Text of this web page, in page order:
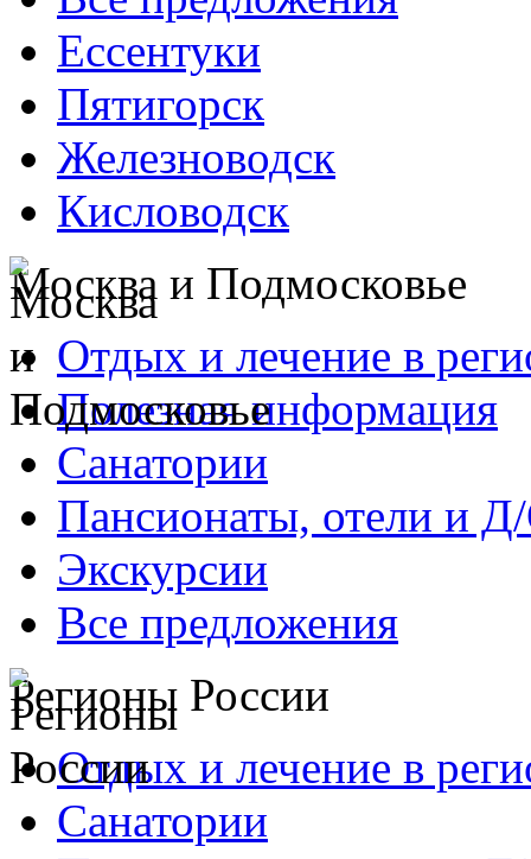
Ессентуки
Пятигорск
Железноводск
Кисловодск
Москва и Подмосковье
Отдых и лечение в
Полезная информация
Санатории
Пансионаты, отели и
Экскурсии
Все предложения
Регионы России
Отдых и лечение в
Санатории